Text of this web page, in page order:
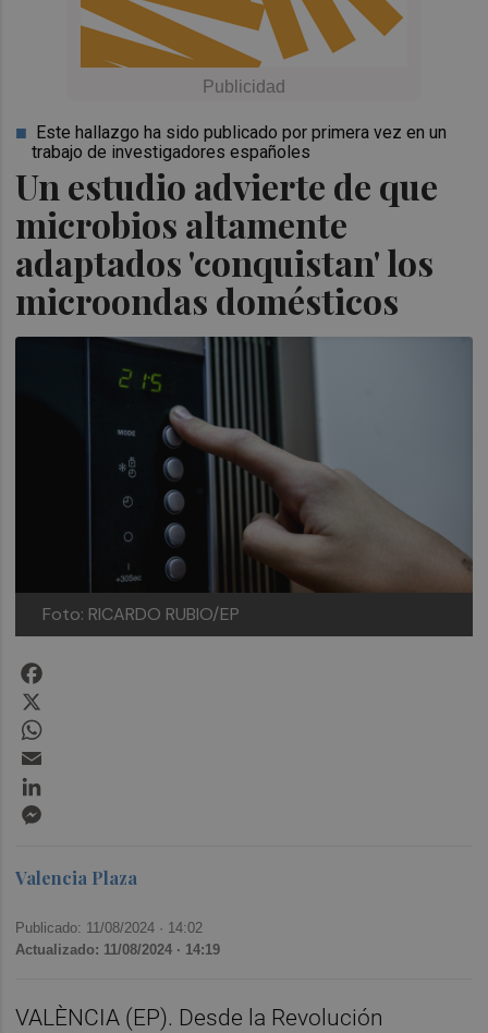
Un estudio advierte de que
microbios altamente
adaptados 'conquistan' los
microondas domésticos
Este hallazgo ha sido publicado por primera vez en un
trabajo de investigadores españoles
Foto: RICARDO RUBIO/EP
Valencia Plaza
Publicado: 11/08/2024 · 14:02
Actualizado: 11/08/2024 · 14:19
VALÈNCIA (EP). Desde la Revolución